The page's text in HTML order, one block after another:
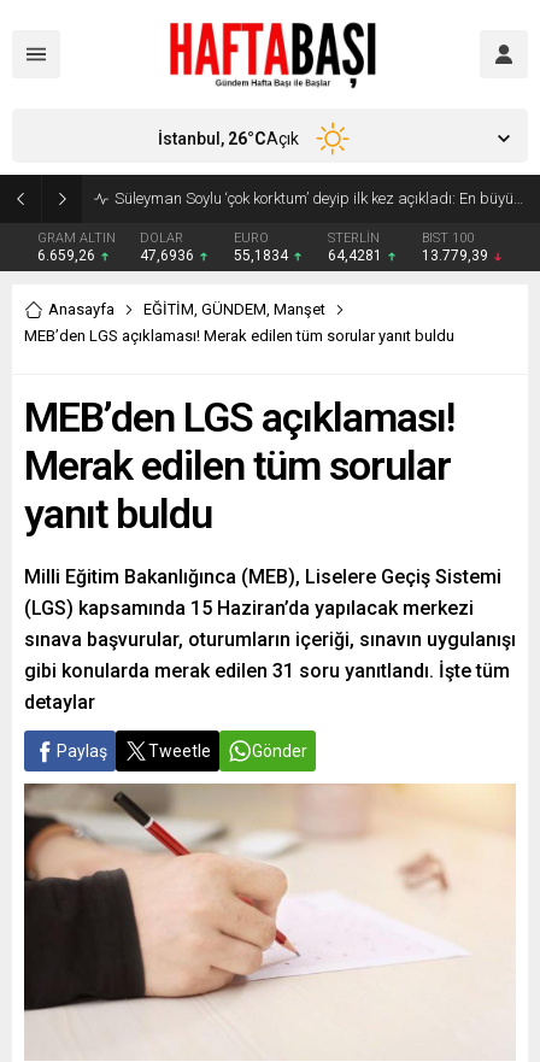
Süleyman Soylu ‘çok korktum’ deyip ilk kez açıkladı: En büyük tehdit dışarısıdır!
GRAM ALTIN
6.659,26
DOLAR
47,6936
EURO
55,1834
STERLİN
64,4281
BIST 100
13.779,39
İstanbul, 26°CAçık
Anasayfa EĞİTİM, GÜNDEM, Manşet
MEB’den LGS açıklaması! Merak edilen tüm sorular yanıt buldu
MEB’den LGS açıklaması!
Merak edilen tüm sorular
yanıt buldu
Milli Eğitim Bakanlığınca (MEB), Liselere Geçiş Sistemi
(LGS) kapsamında 15 Haziran’da yapılacak merkezi
sınava başvurular, oturumların içeriği, sınavın uygulanışı
gibi konularda merak edilen 31 soru yanıtlandı. İşte tüm
detaylar
Paylaş Tweetle Gönder